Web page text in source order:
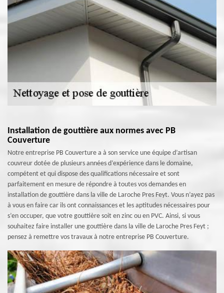
Installation de gouttière aux normes avec PB
Couverture
Notre entreprise PB Couverture a à son service une équipe d’artisan
couvreur dotée de plusieurs années d’expérience dans le domaine,
compétent et qui dispose des qualifications nécessaire et sont
parfaitement en mesure de répondre à toutes vos demandes en
installation de gouttière dans la ville de Laroche Pres Feyt. Vous n’ayez pas
à vous en faire car ils ont connaissances et les aptitudes nécessaires pour
s’en occuper, que votre gouttière soit en zinc ou en PVC. Ainsi, si vous
souhaitez faire installer une gouttière dans la ville de Laroche Pres Feyt ;
pensez à remettre vos travaux à notre entreprise PB Couverture.